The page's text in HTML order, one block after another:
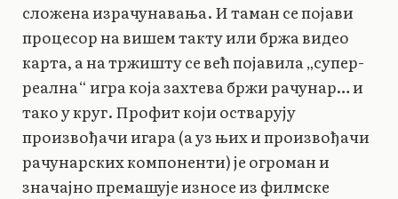
сложена израчунавања. И таман се појави
процесор на вишем такту или бржа видео
карта, а на тржишту се већ појавила „супер-
реална“ игра која захтева бржи рачунар… и
тако у круг. Профит који остварују
произвођачи игара (а уз њих и произвођачи
рачунарских компоненти) је огроман и
значајно премашује износе из филмске